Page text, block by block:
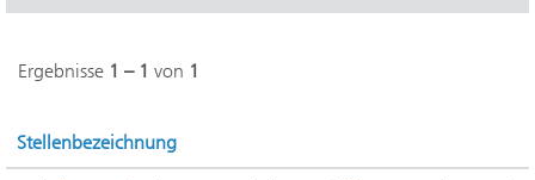
Ergebnisse 1 – 1 von 1
Stellenbezeichnung